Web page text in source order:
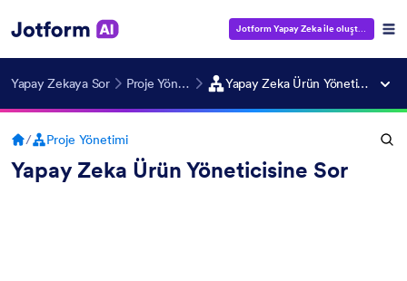
Jotform Yapay Zeka ile oluştur —
Yapay Zekaya Sor Proje Yönetimi Yapay Zeka Ürün Yöneticisine Sor
/ Proje Yönetimi
Yapay Zeka Ürün Yöneticisine Sor